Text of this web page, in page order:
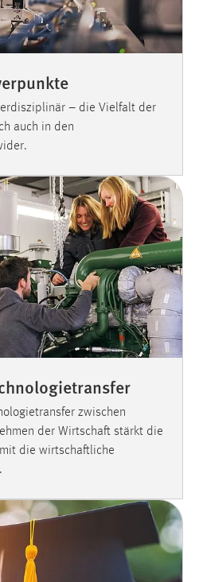
– die Vielfalt der
auch in den
zwischen
der Wirtschaft stärkt die
die wirtschaftliche